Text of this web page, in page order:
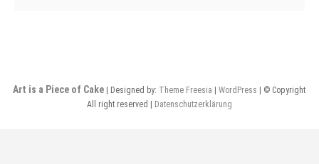
Januar-
Art is a Piece of Cake | Designed by: Theme Freesia |WordPress
| © Copyright
All right reserved |
Datenschutzerklärung